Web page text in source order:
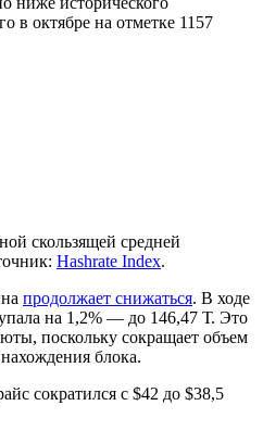
в октябре на отметке 1157
скользящей средней
Hashrate Index.
продолжает снижаться. В ходе
на 1,2% — до 146,47 Т. Это
поскольку сокращает объем
блока.
сократился с $42 до $38,5